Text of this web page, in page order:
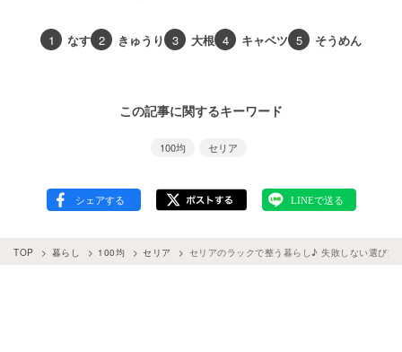
1 なす 2 きゅうり 3 大根 4 キャベツ 5 そうめん
この記事に関するキーワード
100均 セリア
TOP 暮らし 100均 セリア セリアのラックで整う暮らし♪ 失敗しない選び方